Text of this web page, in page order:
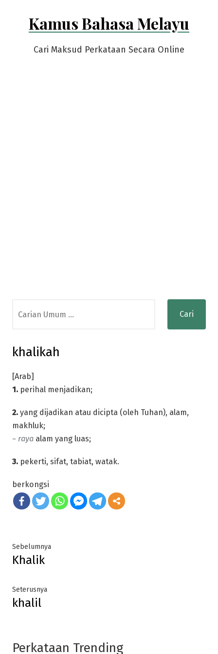
Kamus Bahasa Melayu
Cari Maksud Perkataan Secara Online
for:
khalikah
[Arab]
1. perihal menjadikan;
2. yang dijadikan atau dicipta (oleh Tuhan), alam,
makhluk;
~ raya alam yang luas;
3. pekerti, sifat, tabiat, watak.
berkongsi
Post
navigation
SebelumnyaPrevious
Khalik
SeterusnyaNext
khalil
Perkataan Trending